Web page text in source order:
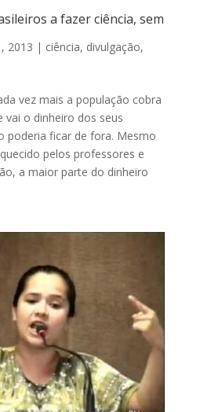
a fazer ciência, sem
2013 | ciência, divulgação,
vez mais a população cobra
vai o dinheiro dos seus
poderia ficar de fora. Mesmo
pelos professores e
a maior parte do dinheiro